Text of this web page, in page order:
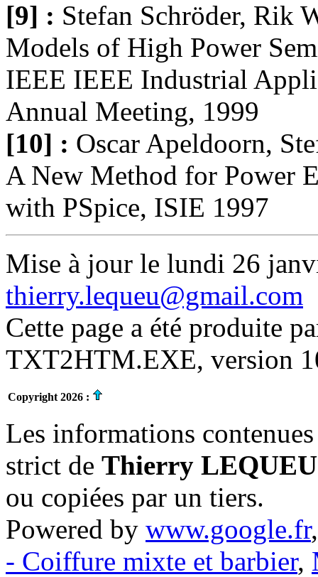
[9] : Stefan Schröder, Rik
Models of High Power
IEEE IEEE Industrial
Annual Meeting, 1999
[10] : Oscar Apeldoorn,
A New Method for Power
with PSpice, ISIE 1997
Mise à jour le lundi 26
thierry.lequeu@gmail.com
Cette page a été produite
TXT2HTM.EXE, version
Copyright 2026 :
Les informations
strict de Thierry LEQUEU
ou copiées par un tiers.
Powered by www.google.fr
- Coiffure mixte et barbier,